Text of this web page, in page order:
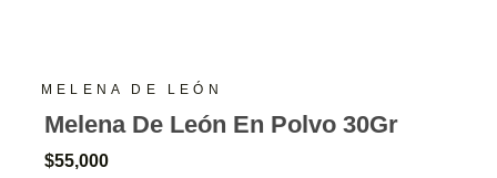
MELENA DE LEÓN
Melena De León En Polvo 30Gr
$55,000